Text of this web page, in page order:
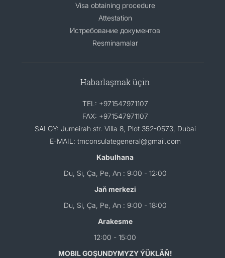
Visa obtaining procedure
Attestation
Истребование документов
Resminamalar
Habarlaşmak üçin
TEL: +971547971107
FAX: +971547971107
SALGY: Jumeirah str. Villa 8, Plot 352-0573, Dubai
E-MAIL: tmconsulategeneral@gmail.com
Kabulhana
Du, Si, Ça, Pe, An : 9:00 - 12:00
Jaň merkezi
Du, Si, Ça, Pe, An : 9:00 - 18:00
Arakesme
12:00 - 15:00
MOBIL GOŞUNDYMYZY ÝÜKLÄŇ!